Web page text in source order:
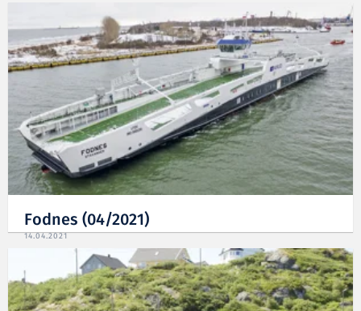
Fodnes (04/2021)
14.04.2021